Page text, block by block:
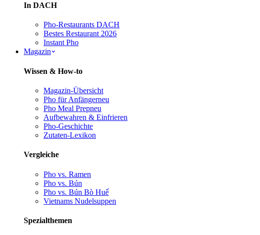
In DACH
Pho-Restaurants DACH
Bestes Restaurant 2026
Instant Pho
Magazin
Wissen & How-to
Magazin-Übersicht
Pho für Anfängerneu
Pho Meal Prepneu
Aufbewahren & Einfrieren
Pho-Geschichte
Zutaten-Lexikon
Vergleiche
Pho vs. Ramen
Pho vs. Bún
Pho vs. Bún Bò Huế
Vietnams Nudelsuppen
Spezialthemen